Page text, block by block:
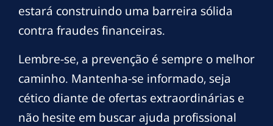
estará construindo uma barreira sólida
contra fraudes financeiras.
Lembre-se, a prevenção é sempre o melhor
caminho. Mantenha-se informado, seja
cético diante de ofertas extraordinárias e
não hesite em buscar ajuda profissional